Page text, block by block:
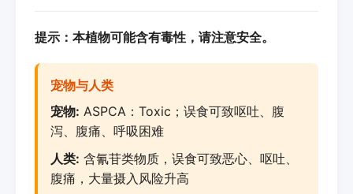
提示：本植物可能含有毒性，请注意安全。
宠物与人类
宠物: ASPCA：Toxic；误食可致呕吐、腹
泻、腹痛、呼吸困难
人类: 含氰苷类物质，误食可致恶心、呕吐、
腹痛，大量摄入风险升高